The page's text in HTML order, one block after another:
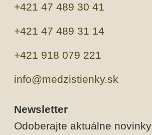
+421 47 489 30 41
+421 47 489 31 14
+421 918 079 221
info@medzistienky.sk
Newsletter
Odoberajte aktuálne novinky